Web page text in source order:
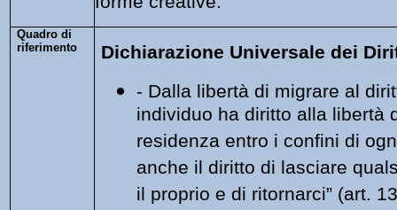
Quadro di
riferimento
Dichiarazione Universale dei
- Dalla libertà di migrare al
individuo ha diritto alla libertà
residenza entro i confini di
anche il diritto di lasciare
il proprio e di ritornarci” (art.